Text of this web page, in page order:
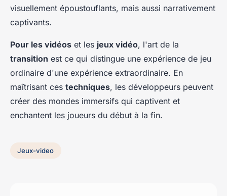
visuellement époustouflants, mais aussi narrativement
captivants.
Pour les vidéos et les jeux vidéo, l'art de la
transition est ce qui distingue une expérience de jeu
ordinaire d'une expérience extraordinaire. En
maîtrisant ces techniques, les développeurs peuvent
créer des mondes immersifs qui captivent et
enchantent les joueurs du début à la fin.
Jeux-video